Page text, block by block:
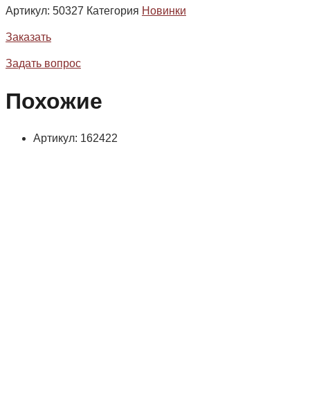
Артикул: 50327 Категория Новинки
Заказать
Задать вопрос
Похожие
Артикул: 162422